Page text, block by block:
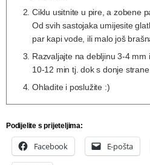
Ciklu usitnite u pire, a zobene
Od svih sastojaka umijesite
par kapi vode, ili malo još
Razvaljajte na debljinu 3-4
10-12 min tj. dok s donje
Ohladite i poslužite :)
Podijelite s prijeteljima:
Facebook E-pošta